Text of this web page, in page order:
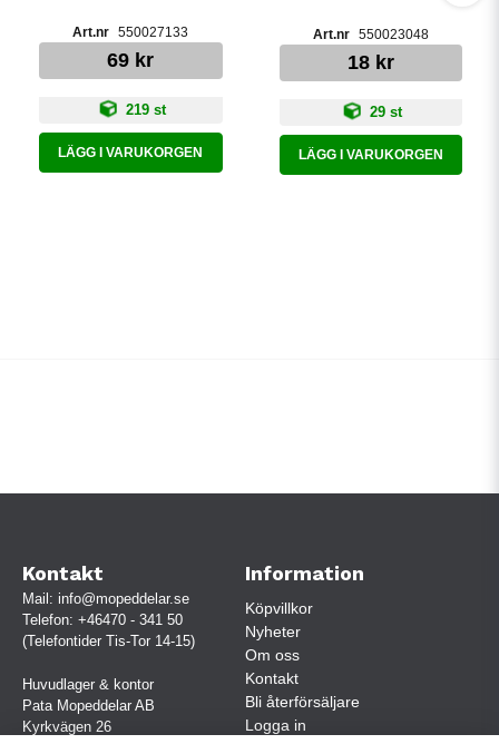
550027133
69 kr
219 st
LÄGG I VARUKORGEN
550023048
18 kr
29 st
LÄGG I VARUKORGEN
Kontakt
Mail: info@mopeddelar.se
Telefon: +46470 - 341 50
(Telefontider Tis-Tor 14-15)
Huvudlager & kontor
Pata Mopeddelar AB
Kyrkvägen 26
Information
Köpvillkor
Nyheter
Om oss
Kontakt
Bli återförsäljare
Logga in